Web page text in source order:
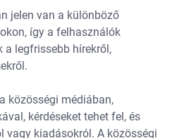
jelen van a különböző
így a felhasználók
a legfrissebb hírekről,
közösségi médiában,
kérdéseket tehet fel, és
vagy kiadásokról. A közösségi